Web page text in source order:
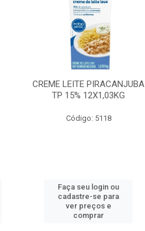
CREME LEITE PIRACANJUBA
TP 15% 12X1,03KG
Código: 5118
Faça seu login ou
cadastre-se para
ver preços e
comprar